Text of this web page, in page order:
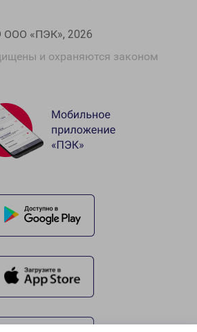
ООО «ПЭК», 2026
и охраняются законом